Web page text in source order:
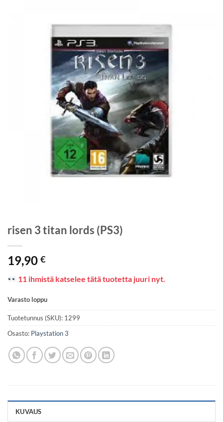
risen 3 titan lords (PS3)
19,90 €
11 ihmistä katselee tätä tuotetta juuri nyt.
Varasto loppu
Tuotetunnus (SKU): 1299
Osasto: Playstation 3
KUVAUS